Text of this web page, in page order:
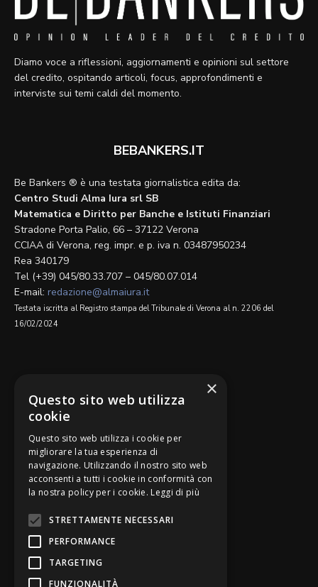
Diamo voce a riflessioni, aggiornamenti e opinioni sul settore
del credito, ospitando articoli, focus, approfondimenti e
interviste sui temi caldi del momento.
BEBANKERS.IT
Be Bankers ® è una testata giornalistica edita da:
Centro Studi Alma Iura srl SB
Matematica e Diritto per Banche e Istituti Finanziari
Stradone Porta Palio, 66 – 37122 Verona
CCIAA di Verona, reg. impr. e p. iva n. 03487950234
Rea 340179
Tel (+39) 045/80.33.707 – 045/80.07.014
E-mail: redazione@almaiura.it
Testata iscritta al Registro stampa del Tribunale di Verona al n. 2206 del
16/02/2024
Be Bankers è ideato da
×
Questo sito web utilizza
cookie
Questo sito web utilizza i cookie per
migliorare la tua esperienza di
navigazione. Utilizzando il nostro sito web
acconsenti a tutti i cookie in conformità con
la nostra policy per i cookie. Leggi di più
STRETTAMENTE NECESSARI
PERFORMANCE
TARGETING
FUNZIONALITÀ